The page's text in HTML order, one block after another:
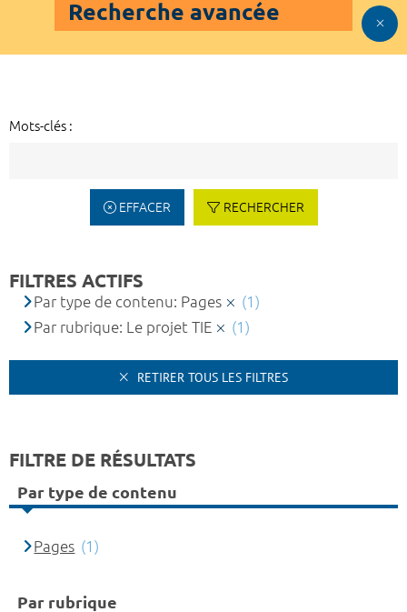
Recherche avancée
Mots-clés :
EFFACER RECHERCHER
FILTRES ACTIFS
Par type de contenu: Pages
(1)
Par rubrique: Le projet TIE
(1)
RETIRER TOUS LES FILTRES
FILTRE DE RÉSULTATS
Par type de contenu
Pages (1)
Par rubrique